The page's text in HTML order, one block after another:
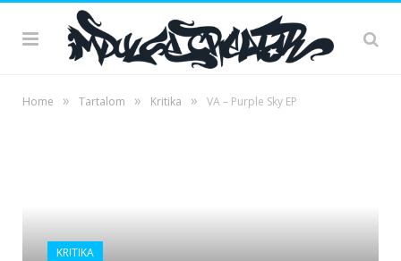
Home » Tartalom » Kritika » VA – Purple Sky EP
KRITIKA